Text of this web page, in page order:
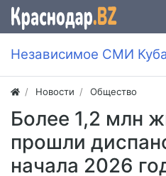
Независимое СМИ
Новости Общество
Более 1,2 млн
прошли
начала 2026